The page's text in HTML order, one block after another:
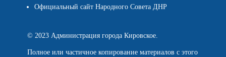
Официальный сайт Народного Совета ДНР
© 2023 Администрация города Кировское.
Полное или частичное копирование материалов с этого